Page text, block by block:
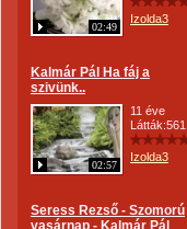
02:49
Izolda3
Kalmár Pál Ha fáj a
szivünk..
02:57
11 éve
Látták:561
Izolda3
Seress Rezső - Szomorú
vasárnap - Kalmár Pál